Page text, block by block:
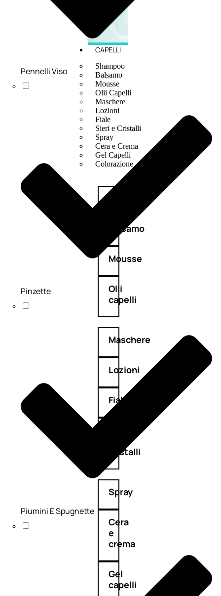
CAPELLI
Shampoo
Balsamo
Mousse
Olii Capelli
Maschere
Lozioni
Fiale
Sieri e Cristalli
Spray
Cera e Crema
Gel Capelli
Colorazione
Balsamo
Mousse
Olii
capelli
Maschere
Lozioni
Fiale
cristalli
Spray
Cera
e
crema
Gel
capelli
Pennelli Viso
Pinzette
Piumini E Spugnette